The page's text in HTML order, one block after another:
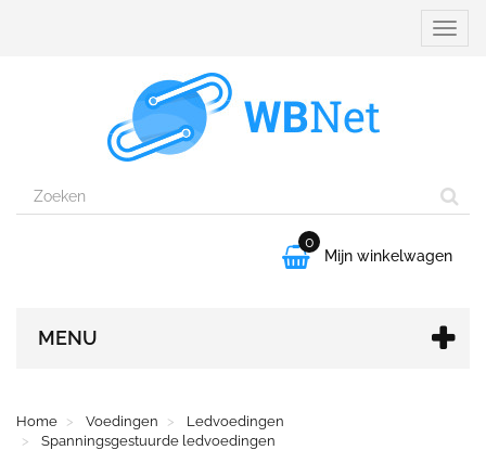

0
Mijn winkelwagen
MENU
Home Voedingen
Ledvoedingen
Spanningsgestuurde ledvoedingen